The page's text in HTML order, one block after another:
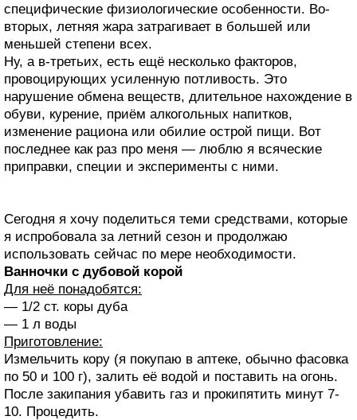
специфические физиологические особенности. Во-
вторых, летняя жара затрагивает в большей или
меньшей степени всех.
Ну, а в-третьих, есть ещё несколько факторов,
провоцирующих усиленную потливость. Это
нарушение обмена веществ, длительное нахождение в
обуви, курение, приём алкогольных напитков,
изменение рациона или обилие острой пищи. Вот
последнее как раз про меня — люблю я всяческие
приправки, специи и эксперименты с ними.
Сегодня я хочу поделиться теми средствами, которые
я испробовала за летний сезон и продолжаю
использовать сейчас по мере необходимости.
Ванночки с дубовой корой
Для неё понадобятся:
— 1/2 ст. коры дуба
— 1 л воды
Приготовление:
Измельчить кору (я покупаю в аптеке, обычно фасовка
по 50 и 100 г), залить её водой и поставить на огонь.
После закипания убавить газ и прокипятить минут 7-
10. Процедить.